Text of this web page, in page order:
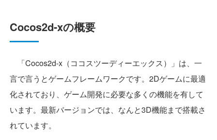
Cocos2d-xの概要
「Cocos2d-x（ココスツーディーエックス）」は、一
言で言うとゲームフレームワークです。2Dゲームに最適
化されており、ゲーム開発に必要な多くの機能を有して
います。最新バージョンでは、なんと3D機能まで搭載さ
れています。